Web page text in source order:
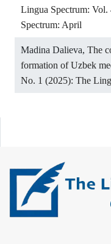
Lingua Spectrum:
Spectrum: April
Madina Dalieva, The
formation of Uzbek
No. 1 (2025): The